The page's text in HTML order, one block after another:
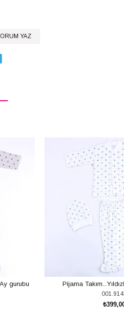
YAZ
Ay gurubu Pijama